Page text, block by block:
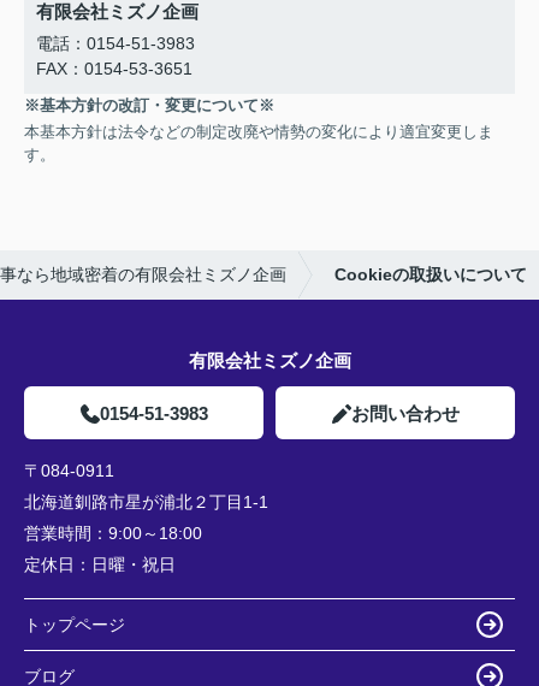
有限会社ミズノ企画
電話：0154-51-3983
FAX：0154-53-3651
※基本方針の改訂・変更について※
本基本方針は法令などの制定改廃や情勢の変化により適宜変更しま
す。
なら地域密着の有限会社ミズノ企画 Cookieの取扱いについて
有限会社ミズノ企画
0154-51-3983 お問い合わせ
〒084-0911
北海道釧路市星が浦北２丁目1-1
営業時間： 9:00～18:00
定休日： 日曜・祝日
トップページ
ブログ